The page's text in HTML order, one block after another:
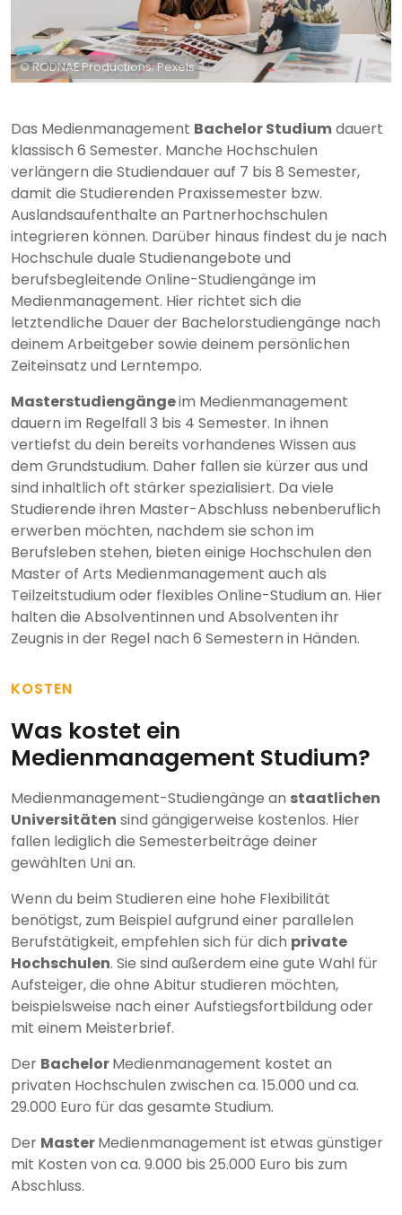
© RODNAE Productions; Pexels
Das Medienmanagement Bachelor Studiumdauert
klassisch 6 Semester. Manche Hochschulen
verlängern die Studiendauer auf 7 bis 8 Semester,
damit die Studierenden Praxissemester bzw.
Auslandsaufenthalte an Partnerhochschulen
integrieren können. Darüber hinaus findest du je nach
Hochschule duale Studienangebote und
berufsbegleitende Online-Studiengänge im
Medienmanagement. Hier richtet sich die
letztendliche Dauer der Bachelorstudiengänge nach
deinem Arbeitgeber sowie deinem persönlichen
Zeiteinsatz und Lerntempo.
Masterstudiengängeim Medienmanagement
dauern im Regelfall 3 bis 4 Semester. In ihnen
vertiefst du dein bereits vorhandenes Wissen aus
dem Grundstudium. Daher fallen sie kürzer aus und
sind inhaltlich oft stärker spezialisiert. Da viele
Studierende ihren Master-Abschluss nebenberuflich
erwerben möchten, nachdem sie schon im
Berufsleben stehen, bieten einige Hochschulen den
Master of Arts Medienmanagement auch als
Teilzeitstudium oder flexibles Online-Studium an. Hier
halten die Absolventinnen und Absolventen ihr
Zeugnis in der Regel nach 6 Semestern in Händen.
KOSTEN
Was kostet ein
Medienmanagement Studium?
Medienmanagement-Studiengänge an staatlichen
Universitäten sind gängigerweise kostenlos. Hier
fallen lediglich die Semesterbeiträge deiner
gewählten Uni an.
Wenn du beim Studieren eine hohe Flexibilität
benötigst, zum Beispiel aufgrund einer parallelen
Berufstätigkeit, empfehlen sich für dich private
Hochschulen. Sie sind außerdem eine gute Wahl für
Aufsteiger, die ohne Abitur studieren möchten,
beispielsweise nach einer Aufstiegsfortbildung oder
mit einem Meisterbrief.
Der BachelorMedienmanagement kostet an
privaten Hochschulen zwischen ca. 15.000 und ca.
29.000 Euro für das gesamte Studium.
Der MasterMedienmanagement ist etwas günstiger
mit Kosten von ca. 9.000 bis 25.000 Euro bis zum
Abschluss.